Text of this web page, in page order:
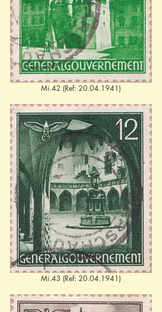
Mi.42 (Ref: 20.04.1941)
Mi.43 (Ref: 20.04.1941)